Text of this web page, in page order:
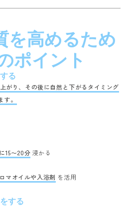
を高めるため
ポイント
る
がり、その後に自然と下がるタイミング
。
15〜20分 浸かる
マオイルや入浴剤 を活用
する